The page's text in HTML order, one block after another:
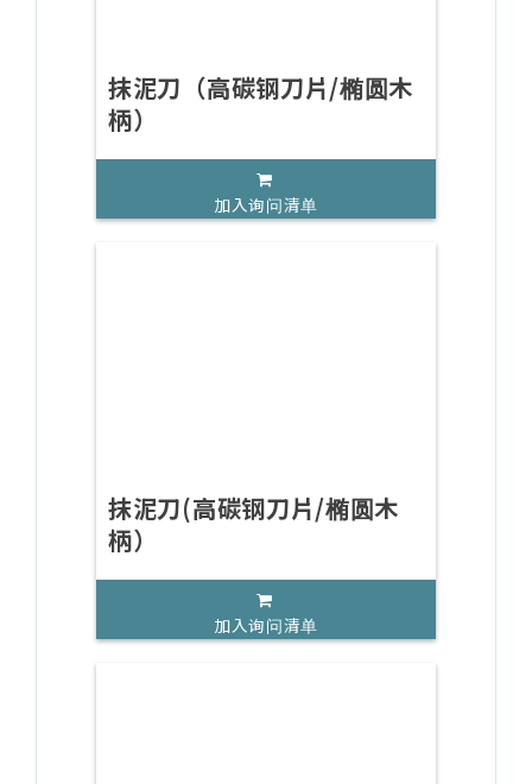
抹泥刀（高碳钢刀片/椭圆木
柄）
加入询问清单
抹泥刀(高碳钢刀片/椭圆木
柄）
加入询问清单